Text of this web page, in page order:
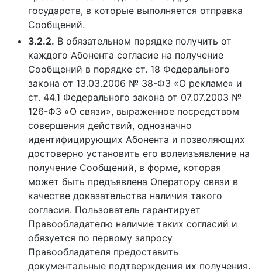
государств, в которые выполняется отправка
Сообщений.
3.2.2. В обязательном порядке получить от
каждого Абонента согласие на получение
Сообщений в порядке ст. 18 Федерального
закона от 13.03.2006 № 38-ФЗ «О рекламе» и
ст. 44.1 Федерального закона от 07.07.2003 №
126-ФЗ «О связи», выраженное посредством
совершения действий, однозначно
идентифицирующих Абонента и позволяющих
достоверно установить его волеизъявление на
получение Сообщений, в форме, которая
может быть предъявлена Оператору связи в
качестве доказательства наличия такого
согласия. Пользователь гарантирует
Правообладателю наличие таких согласий и
обязуется по первому запросу
Правообладателя предоставить
документальные подтверждения их получения.